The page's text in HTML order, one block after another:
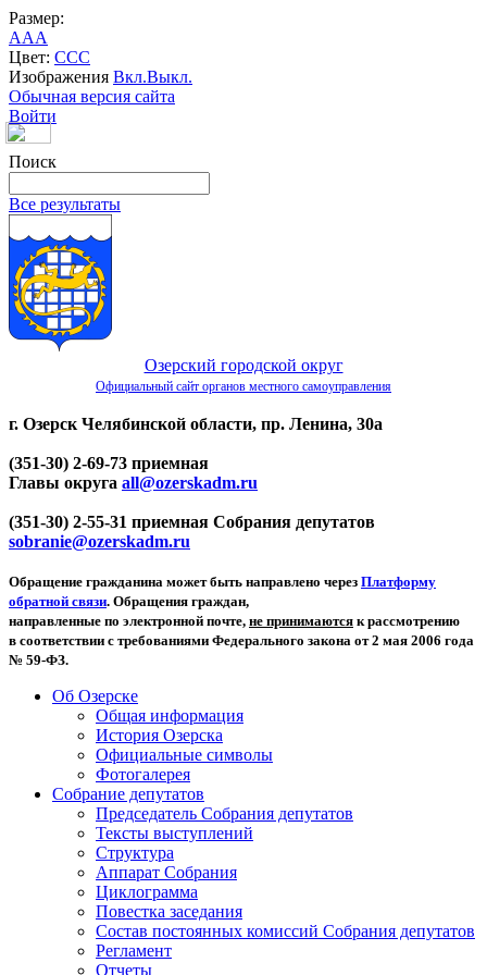
Размер:
AAA
Цвет: CCC
Изображения Вкл.Выкл.
Обычная версия сайта
Войти
Поиск
Все результаты
Озерский городской округ
Официальный сайт органов местного самоуправления
г. Озерск Челябинской области, пр. Ленина, 30а
(351-30) 2-69-73 приемная
Главы округа all@ozerskadm.ru
(351-30) 2-55-31 приемная Собрания депутатов
sobranie@ozerskadm.ru
Обращение гражданина может быть направлено через Платформу
обратной связи. Обращения граждан,
направленные по электронной почте, не принимаются к рассмотрению
в соответствии с требованиями Федерального закона от 2 мая 2006 года
№ 59-ФЗ.
Об Озерске
Общая информация
История Озерска
Официальные символы
Фотогалерея
Собрание депутатов
Председатель Собрания депутатов
Тексты выступлений
Структура
Аппарат Собрания
Циклограмма
Повестка заседания
Состав постоянных комиссий Собрания депутатов
Регламент
Отчеты